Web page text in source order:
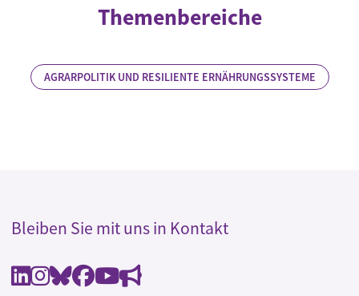
Themenbereiche
AGRARPOLITIK UND RESILIENTE ERNÄHRUNGSSYSTEME
Bleiben Sie mit uns in Kontakt